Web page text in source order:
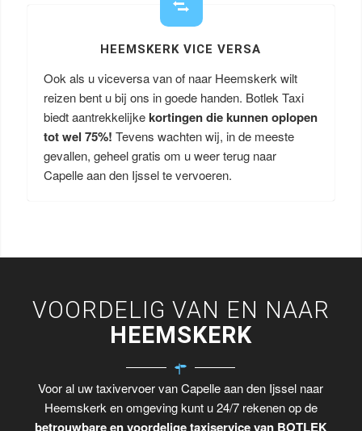
HEEMSKERK VICE VERSA
Ook als u viceversa van of naar Heemskerk wilt
reizen bent u bij ons in goede handen. Botlek Taxi
biedt aantrekkelijkekortingen die kunnen oplopen
tot wel 75%! Tevens wachten wij, in de meeste
gevallen, geheel gratis om u weer terug naar
Capelle aan den Ijssel te vervoeren.
VOORDELIG VAN EN NAAR
HEEMSKERK
Voor al uw taxivervoer van Capelle aan den Ijssel naar
Heemskerk en omgeving kunt u 24/7 rekenen op de
betrouwbare en voordelige taxiservice van BOTLEK